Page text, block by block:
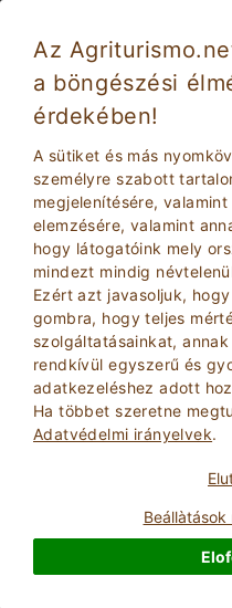
Az
a böngészési
érdekében!
A sütiket és más
személyre szabott
megjelenítésére,
elemzésére, valamint
hogy látogatóink mely
mindezt mindig
Ezért azt javasoljuk,
gombra, hogy teljes
szolgáltatásainkat,
rendkívül egyszerű és
adatkezeléshez adott
Ha többet szeretne
Adatvédelmi irányelvek.
Calatabiano
Catania, Calatabiano(Lásd
Instant Booking 20
KéRDEZZE
További
12 Bírálatok